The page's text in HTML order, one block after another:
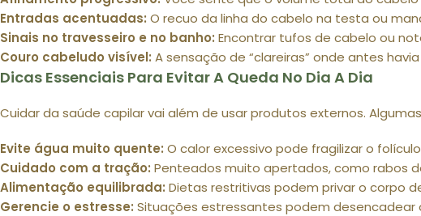
Entradas acentuadas: O recuo da linha do cabelo na testa ou
Sinais no travesseiro e no banho: Encontrar tufos de cabelo ou
Couro cabeludo visível: A sensação de “clareiras” onde antes
Dicas Essenciais Para Evitar A Queda No Dia A Dia
Cuidar da saúde capilar vai além de usar produtos externos.
Evite água muito quente: O calor excessivo pode fragilizar o
Cuidado com a tração: Penteados muito apertados, como rabos
Alimentação equilibrada: Dietas restritivas podem privar o corpo
Gerencie o estresse: Situações estressantes podem